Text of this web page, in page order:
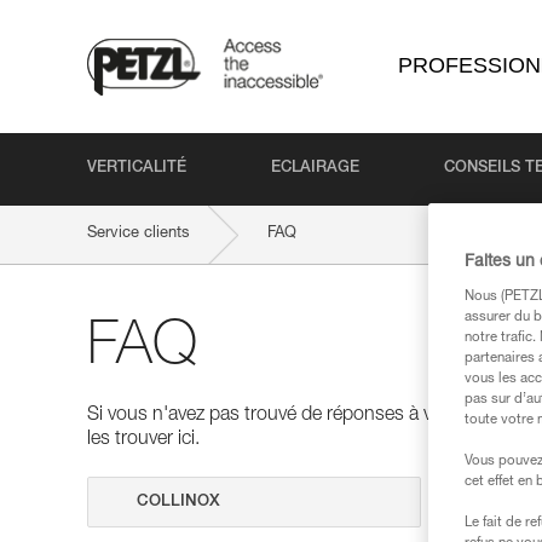
VERTICALITÉ ECLAIRAGE CONSEILS
Service clients FAQ
FAQ
Si vous n'avez pas trouvé de réponses à vos
les trouver ici.
Faites un
Nous
assurer du
notre trafic.
partenaires
vous les
pas sur
toute votre
Vous
cet effet en
Le fait de